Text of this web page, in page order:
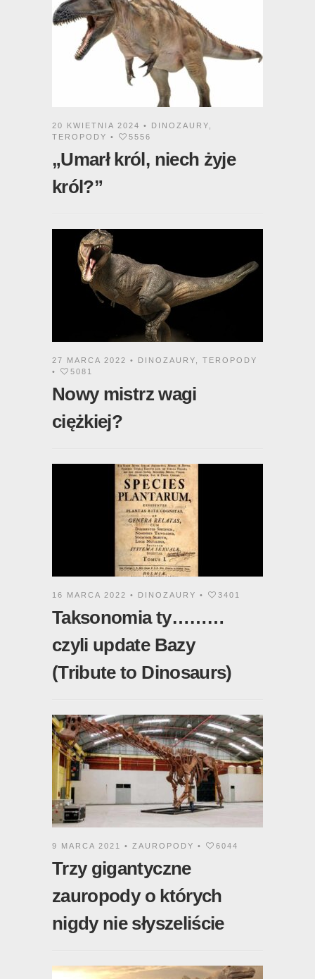
20 KWIETNIA 2024 • DINOZAURY,
TEROPODY • 5556
„Umarł król, niech żyje
król?”
27 MARCA 2022 • DINOZAURY, TEROPODY
•
5081
Nowy mistrz wagi
ciężkiej?
16 MARCA 2022 • DINOZAURY • 3401
Taksonomia ty………
czyli update Bazy
(Tribute to Dinosaurs)
9 MARCA 2021 • ZAUROPODY • 6044
Trzy gigantyczne
zauropody o których
nigdy nie słyszeliście